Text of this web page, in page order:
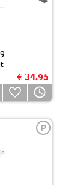
€ 34.95
P